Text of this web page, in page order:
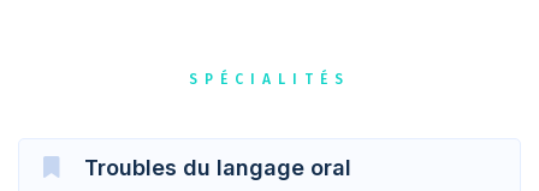
SPÉCIALITÉS
Troubles du langage oral